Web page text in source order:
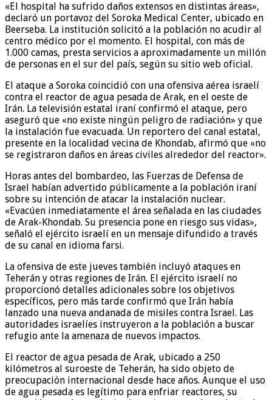
«El hospital ha sufrido daños extensos en distintas áreas»,
declaró un portavoz del Soroka Medical Center, ubicado en
Beerseba. La institución solicitó a la población no acudir al
centro médico por el momento. El hospital, con más de
1.000 camas, presta servicios a aproximadamente un millón
de personas en el sur del país, según su sitio web oficial.
El ataque a Soroka coincidió con una ofensiva aérea israelí
contra el reactor de agua pesada de Arak, en el oeste de
Irán. La televisión estatal iraní confirmó el ataque, pero
aseguró que «no existe ningún peligro de radiación» y que
la instalación fue evacuada. Un reportero del canal estatal,
presente en la localidad vecina de Khondab, afirmó que «no
se registraron daños en áreas civiles alrededor del reactor».
Horas antes del bombardeo, las Fuerzas de Defensa de
Israel habían advertido públicamente a la población iraní
sobre su intención de atacar la instalación nuclear.
«Evacúen inmediatamente el área señalada en las ciudades
de Arak-Khondab. Su presencia pone en riesgo sus vidas»,
señaló el ejército israelí en un mensaje difundido a través
de su canal en idioma farsi.
La ofensiva de este jueves también incluyó ataques en
Teherán y otras regiones de Irán. El ejército israelí no
proporcionó detalles adicionales sobre los objetivos
específicos, pero más tarde confirmó que Irán había
lanzado una nueva andanada de misiles contra Israel. Las
autoridades israelíes instruyeron a la población a buscar
refugio ante la amenaza de nuevos impactos.
El reactor de agua pesada de Arak, ubicado a 250
kilómetros al suroeste de Teherán, ha sido objeto de
preocupación internacional desde hace años. Aunque el uso
de agua pesada es legítimo para enfriar reactores, su